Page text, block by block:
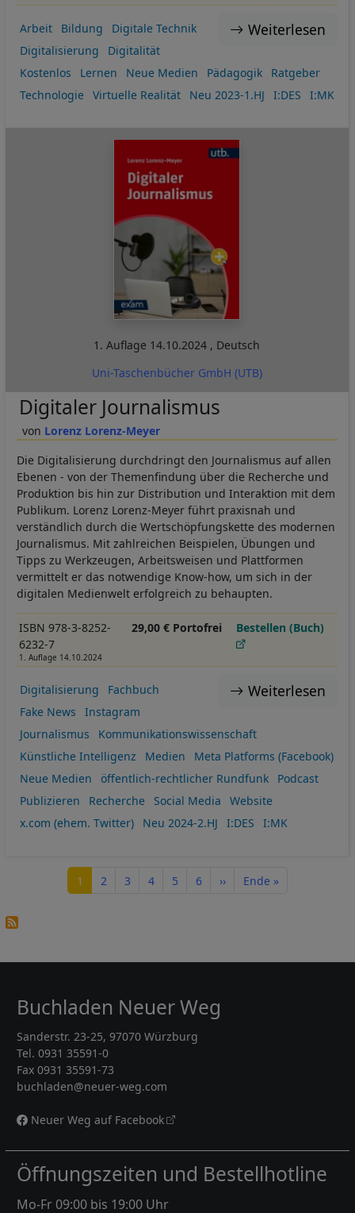
Weiterlesen
Arbeit Bildung
Digitale Technik
Digitalisierung
Digitalität
Kostenlos
Lernen Neue Medien Pädagogik
Ratgeber
Technologie
Virtuelle Realität Neu 2023-1.HJ I:DES I:MK
1. Auflage 14.10.2024 , Deutsch
Uni-Taschenbücher GmbH (UTB)
Lorenz Lorenz-Meyer
Digitaler Journalismus
Die Digitalisierung durchdringt den Journalismus auf allen
Ebenen - von der Themenfindung über die Recherche und
Produktion bis hin zur Distribution und Interaktion mit dem
Publikum. Lorenz Lorenz-Meyer führt praxisnah und
verständlich durch die Wertschöpfungskette des modernen
Journalismus. Mit zahlreichen Beispielen, Übungen und
Tipps zu Werkzeugen, Arbeitsweisen und Plattformen
vermittelt er das notwendige Know-how, um sich in der
digitalen Medienwelt erfolgreich zu behaupten.
ISBN 978-3-8252-
6232-7
1. Auflage 14.10.2024
29,00 € Portofrei Bestellen (Buch)
Weiterlesen
Digitalisierung
Fachbuch
Fake News
Instagram
Journalismus
Kommunikationswissenschaft
Künstliche Intelligenz
Medien
Meta Platforms (Facebook)
Neue Medien
öffentlich-rechtlicher Rundfunk
Podcast
Publizieren
Recherche Social Media
Website
x.com (ehem. Twitter)
Neu 2024-2.HJ I:DES I:MK
Seitennummerierung
Seite
1 Seite
2 Seite
3 Seite
4 Seite
5 Seite
6 Nächste Seite
›› Letzte Seite
Ende »
Buchladen Neuer Weg
Sanderstr. 23-25, 97070 Würzburg
Tel. 0931 35591-0
Fax 0931 35591-73
buchladen@neuer-weg.com
Neuer Weg auf Facebook
Öffnungszeiten und Bestellhotline
Mo-Fr 09:00 bis 19:00 Uhr